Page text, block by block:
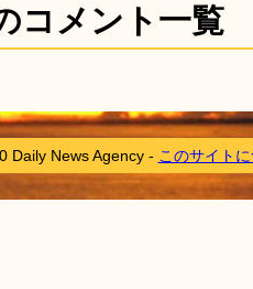
コメント一覧
Daily News Agency - このサイト